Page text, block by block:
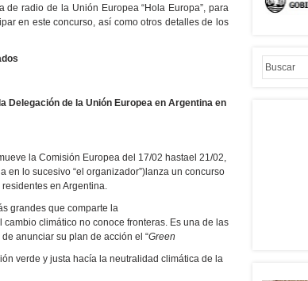
radio de la Unión Europea “Hola Europa”, para
en este concurso, así como otros detalles de los
de la Unión Europea en Argentina en
la Comisión Europea del 17/02 hastael 21/02,
en lo sucesivo “el organizador”)lanza un concurso
en Argentina.
grandes que comparte la
climático no conoce fronteras. Es una de las
anunciar su plan de acción el “Green
verde y justa hacía la neutralidad climática de la